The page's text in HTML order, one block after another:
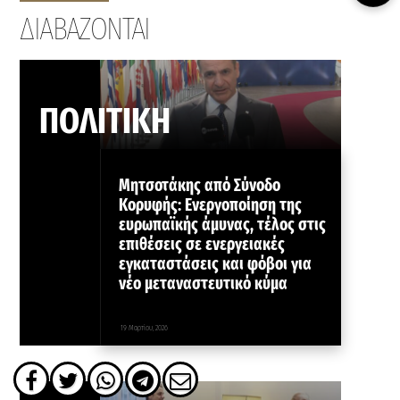
ΔΙΑΒΑΖΟΝΤΑΙ
ΠΟΛΙΤΙΚΗ
Μητσοτάκης από Σύνοδο
Κορυφής: Ενεργοποίηση της
ευρωπαϊκής άμυνας, τέλος στις
επιθέσεις σε ενεργειακές
εγκαταστάσεις και φόβοι για
νέο μεταναστευτικό κύμα
19 Μαρτίου, 2026